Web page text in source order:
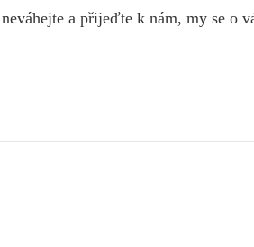
a přijeďte k nám, my se o